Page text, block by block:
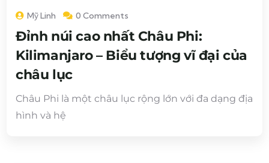
Mỹ Linh 0 Comments
Đỉnh núi cao nhất Châu Phi:
Kilimanjaro – Biểu tượng vĩ đại của
châu lục
Châu Phi là một châu lục rộng lớn với đa dạng địa
hình và hệ